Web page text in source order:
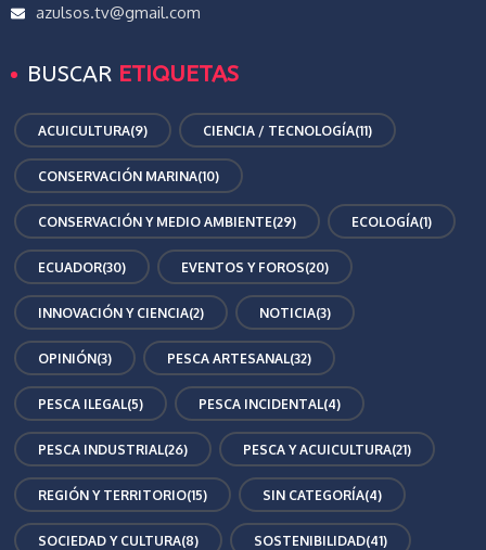
azulsos.tv@gmail.com
BUSCAR ETIQUETAS
ACUICULTURA(9) CIENCIA / TECNOLOGÍA(11)
CONSERVACIÓN MARINA(10)
CONSERVACIÓN Y MEDIO AMBIENTE(29) ECOLOGÍA(1)
ECUADOR(30) EVENTOS Y FOROS(20)
INNOVACIÓN Y CIENCIA(2) NOTICIA(3)
OPINIÓN(3) PESCA ARTESANAL(32)
PESCA ILEGAL(5) PESCA INCIDENTAL(4)
PESCA INDUSTRIAL(26) PESCA Y ACUICULTURA(21)
REGIÓN Y TERRITORIO(15) SIN CATEGORÍA(4)
SOCIEDAD Y CULTURA(8) SOSTENIBILIDAD(41)